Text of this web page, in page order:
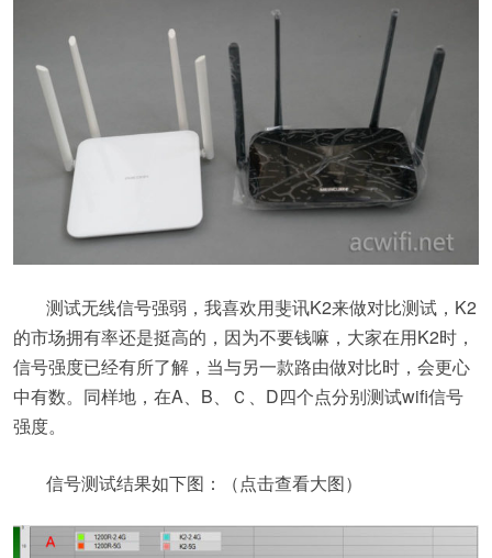
测试无线信号强弱，我喜欢用斐讯K2来做对比测试，K2
的市场拥有率还是挺高的，因为不要钱嘛，大家在用K2时，
信号强度已经有所了解，当与另一款路由做对比时，会更心
中有数。同样地，在A、B、Ｃ、D四个点分别测试wifi信号
强度。
信号测试结果如下图：（点击查看大图）